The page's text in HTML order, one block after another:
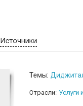
Источники
Темы:
Отрасли: Услуги